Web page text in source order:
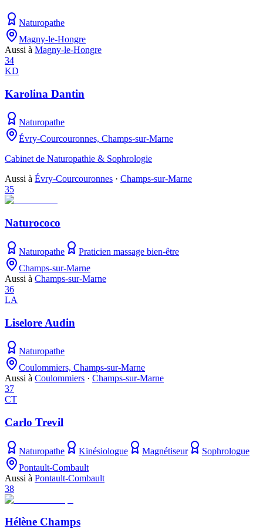
Naturopathe
Magny-le-Hongre
Aussi à Magny-le-Hongre
34
KD
Karolina Dantin
Naturopathe
Évry-Courcouronnes, Champs-sur-Marne
Cabinet de Naturopathie & Sophrologie
Aussi à Évry-Courcouronnes · Champs-sur-Marne
35
Naturococo
Naturopathe
Praticien massage bien-être
Champs-sur-Marne
Aussi à Champs-sur-Marne
36
LA
Liselore Audin
Naturopathe
Coulommiers, Champs-sur-Marne
Aussi à Coulommiers · Champs-sur-Marne
37
CT
Carlo Trevil
Naturopathe Kinésiologue Magnétiseur
Sophrologue
Pontault-Combault
Aussi à Pontault-Combault
38
Hélène Champs